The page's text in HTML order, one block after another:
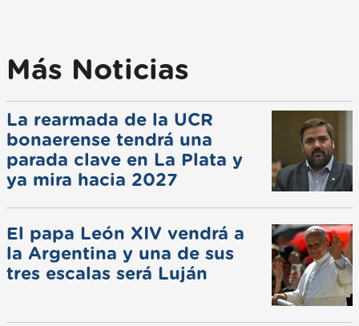
Más Noticias
La rearmada de la UCR
bonaerense tendrá una
parada clave en La Plata y
ya mira hacia 2027
El papa León XIV vendrá a
la Argentina y una de sus
tres escalas será Luján